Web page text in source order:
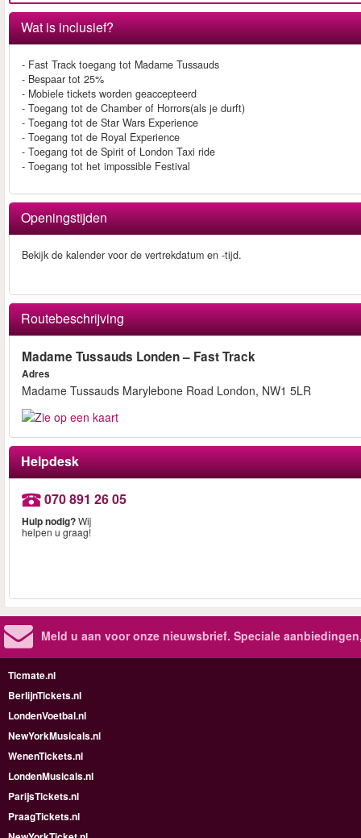
Wat is inclusief?
- Fast Track toegang tot Madame Tussauds
- Bespaar tot 25%
- Mobiele tickets worden geaccepteerd
- Toegang tot de Chamber of Horrors(als je durft)
- Toegang tot de Star Wars Experience
- Toegang tot de Royal Experience
- Toegang tot de Spirit of London Taxi ride
- Toegang tot het impossible Festival
Openingstijden
Bekijk de kalender voor de vertrekdatum en -tijd.
Routebeschrijving
Madame Tussauds Londen – Fast Track
Adres
Madame Tussauds Marylebone Road London, NW1 5LR
Helpdesk
070 891 26 05
Hulp nodig?Wij
helpen u graag!
Meld u aan voor onze nieuwsbrief. Speciale
Ticmate.nl
BerlijnTickets.nl
LondenVoetbal.nl
NewYorkMusicals.nl
WenenTickets.nl
LondenMusicals.nl
ParijsTickets.nl
PraagTickets.nl